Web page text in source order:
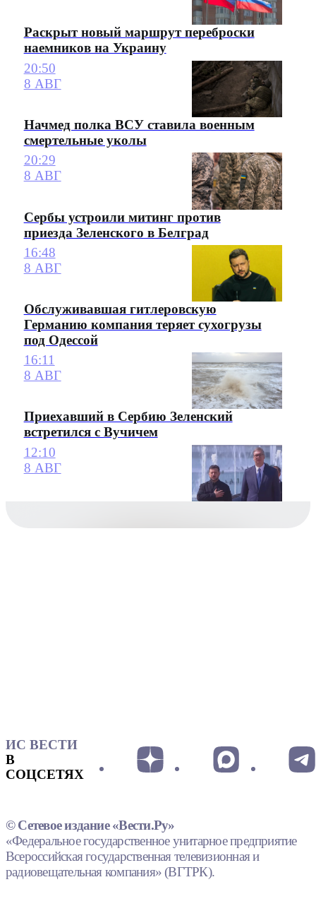
Раскрыт новый маршрут переброски
наемников на Украину
20:50
8 АВГ
Начмед полка ВСУ ставила военным
смертельные уколы
20:29
8 АВГ
Сербы устроили митинг против
приезда Зеленского в Белград
16:48
8 АВГ
Обслуживавшая гитлеровскую
Германию компания теряет сухогрузы
под Одессой
16:11
8 АВГ
Приехавший в Сербию Зеленский
встретился с Вучичем
12:10
8 АВГ
ИС ВЕСТИ
В
СОЦСЕТЯХ
© Сетевое издание «Вести.Ру»
«Федеральное государственное унитарное предприятие
Всероссийская государственная телевизионная и
радиовещательная компания» (ВГТРК).